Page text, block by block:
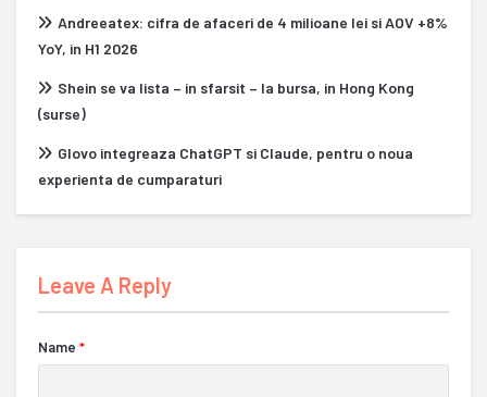
Andreeatex: cifra de afaceri de 4 milioane lei si AOV +8%
YoY, in H1 2026
Shein se va lista – in sfarsit – la bursa, in Hong Kong
(surse)
Glovo integreaza ChatGPT si Claude, pentru o noua
experienta de cumparaturi
Leave A Reply
Name *